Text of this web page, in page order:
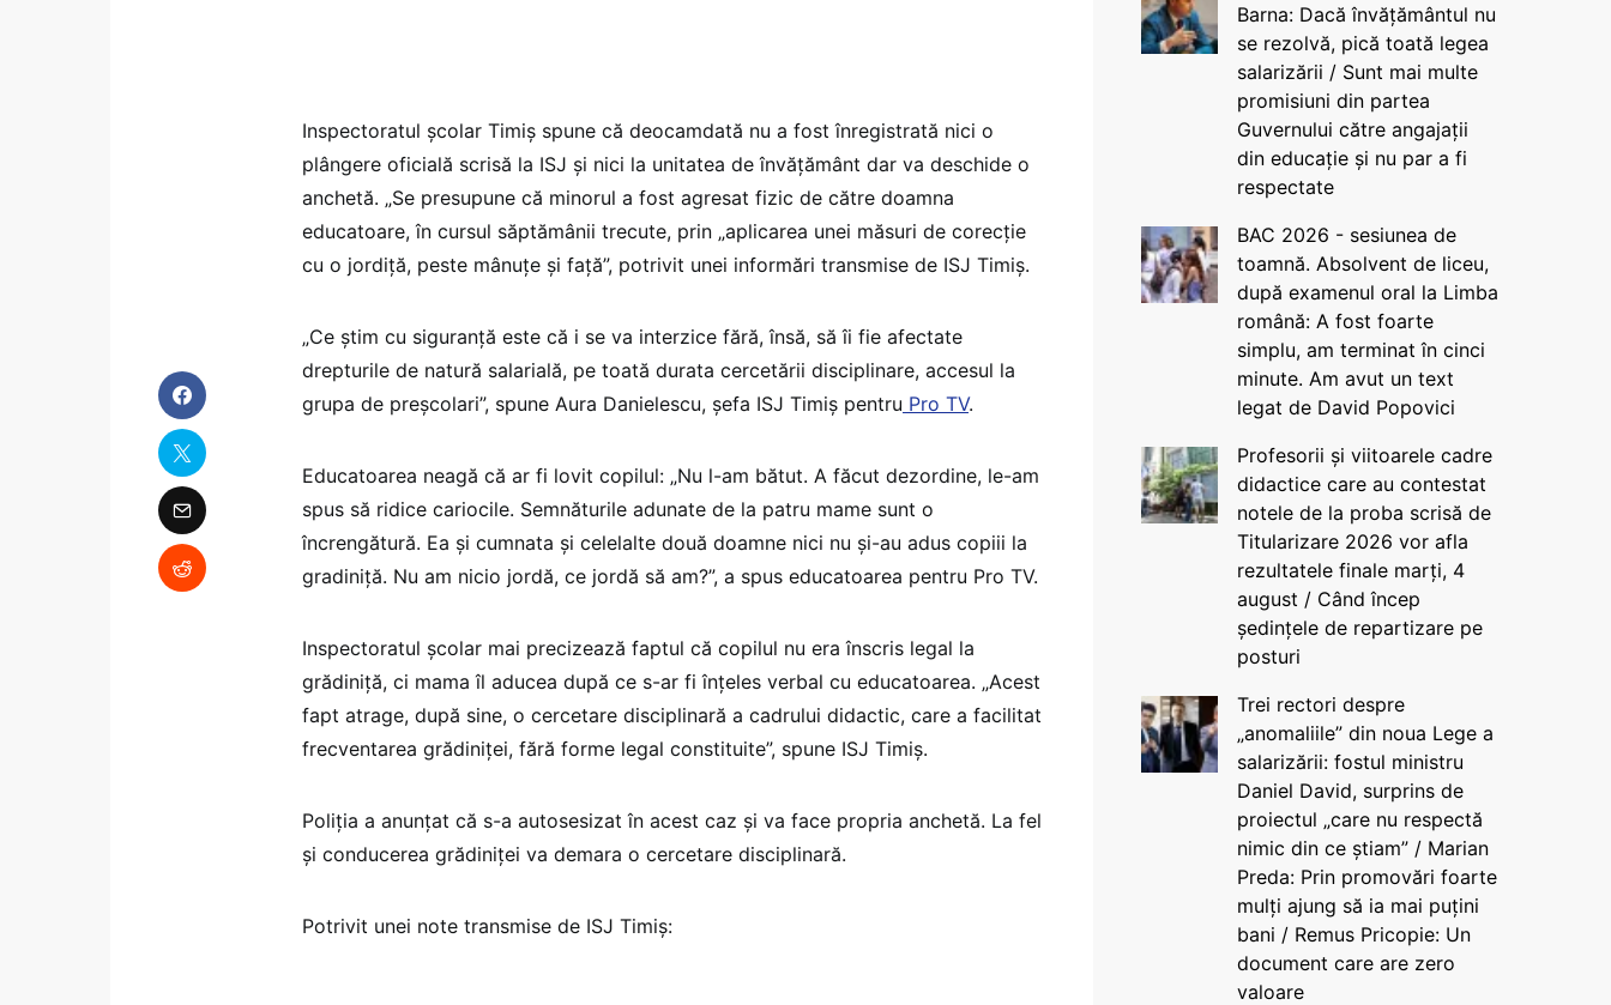
Inspectoratul școlar Timiș spune că deocamdată nu a fost înregistrată nici o
plângere oficială scrisă la ISJ și nici la unitatea de învățământ dar va deschide o
anchetă. „Se presupune că minorul a fost agresat fizic de către doamna
educatoare, în cursul săptămânii trecute, prin „aplicarea unei măsuri de corecție
cu o jordiță, peste mânuțe și față”, potrivit unei informări transmise de ISJ Timiș.
„Ce știm cu siguranță este că i se va interzice fără, însă, să îi fie afectate
drepturile de natură salarială, pe toată durata cercetării disciplinare, accesul la
grupa de preșcolari”, spune Aura Danielescu, șefa ISJ Timiș pentru Pro TV.
Educatoarea neagă că ar fi lovit copilul: „Nu l-am bătut. A făcut dezordine, le-am
spus să ridice cariocile. Semnăturile adunate de la patru mame sunt o
încrengătură. Ea și cumnata și celelalte două doamne nici nu și-au adus copiii la
gradiniță. Nu am nicio jordă, ce jordă să am?”, a spus educatoarea pentru Pro TV.
Inspectoratul școlar mai precizează faptul că copilul nu era înscris legal la
grădiniță, ci mama îl aducea după ce s-ar fi înțeles verbal cu educatoarea. „Acest
fapt atrage, după sine, o cercetare disciplinară a cadrului didactic, care a facilitat
frecventarea grădiniței, fără forme legal constituite”, spune ISJ Timiș.
Poliția a anunțat că s-a autosesizat în acest caz și va face propria anchetă. La fel
și conducerea grădiniței va demara o cercetare disciplinară.
Potrivit unei note transmise de ISJ Timiș:
Barna: Dacă învățământul nu
se rezolvă, pică toată legea
salarizării / Sunt mai multe
promisiuni din partea
Guvernului către angajații
din educație și nu par a fi
respectate
BAC 2026 - sesiunea de
toamnă. Absolvent de liceu,
după examenul oral la Limba
română: A fost foarte
simplu, am terminat în cinci
minute. Am avut un text
legat de David Popovici
Profesorii și viitoarele cadre
didactice care au contestat
notele de la proba scrisă de
Titularizare 2026 vor afla
rezultatele finale marți, 4
august / Când încep
ședințele de repartizare pe
posturi
Trei rectori despre
„anomaliile” din noua Lege a
salarizării: fostul ministru
Daniel David, surprins de
proiectul „care nu respectă
nimic din ce știam” / Marian
Preda: Prin promovări foarte
mulți ajung să ia mai puțini
bani / Remus Pricopie: Un
document care are zero
valoare